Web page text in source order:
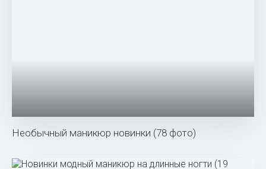
Необычный маникюр новинки (78 фото)